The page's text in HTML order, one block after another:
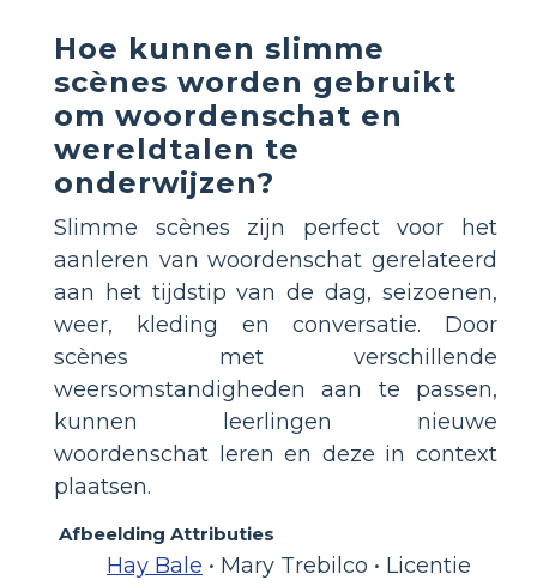
Hoe kunnen slimme
scènes worden gebruikt
om woordenschat en
wereldtalen te
onderwijzen?
Slimme scènes zijn perfect voor het
aanleren van woordenschat gerelateerd
aan het tijdstip van de dag, seizoenen,
weer, kleding en conversatie. Door
scènes met verschillende
weersomstandigheden aan te passen,
kunnen leerlingen nieuwe
woordenschat leren en deze in context
plaatsen.
Afbeelding Attributies
Hay Bale • Mary Trebilco • Licentie